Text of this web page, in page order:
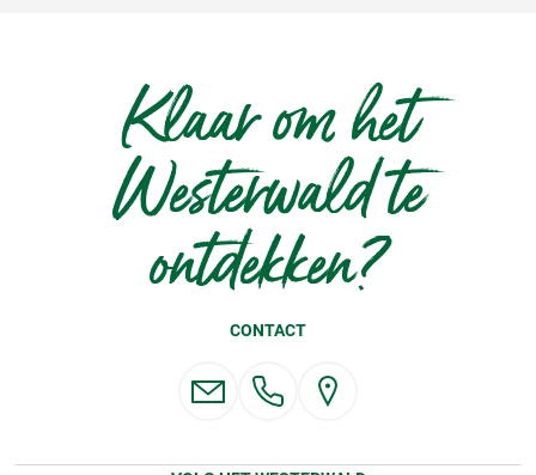
Klaar om het
Westerwald te
ontdekken?
CONTACT